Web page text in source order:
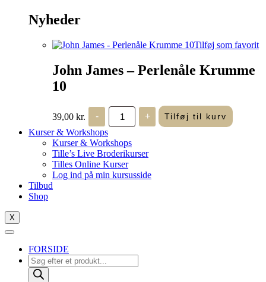
Nyheder
Tilføj som favorit
John James – Perlenåle Krumme
10
39,00 kr. -
John
James
-
Perlenåle
Krumme
10
antal
+ Tilføj til kurv
Kurser & Workshops
Kurser & Workshops
Tille’s Live Broderikurser
Tilles Online Kurser
Log ind på min kursusside
Tilbud
Shop
X
FORSIDE
Products
search